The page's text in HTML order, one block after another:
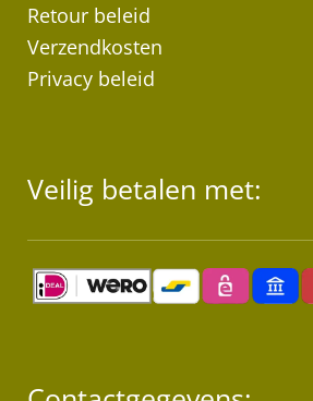
Retour beleid
Verzendkosten
Privacy beleid
Veilig betalen met: